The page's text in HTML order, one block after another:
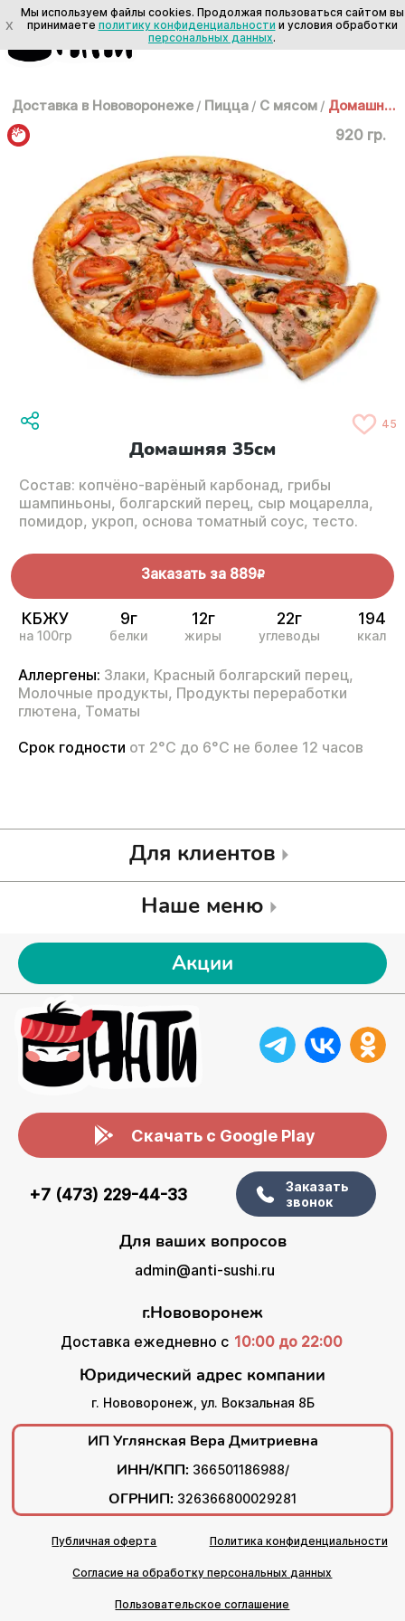
Доставка в Нововоронеже / Пицца / С мясом / Домашняя 35см
920 гр.
45
Домашняя 35см
Состав: копчёно-варёный карбонад, грибы
шампиньоны, болгарский перец, сыр моцарелла,
помидор, укроп, основа томатный соус, тесто.
Заказать за 889R
КБЖУ
на 100гр
9г
белки
12г
жиры
22г
углеводы
194
ккал
Аллергены: Злаки, Красный болгарский перец,
Молочные продукты, Продукты переработки
глютена, Томаты
Срок годности от 2°С до 6°С не более 12 часов
Для клиентов
Наше меню
Акции
Скачать с Google Play
+7 (473) 229-44-33
Заказать
звонок
Для ваших вопросов
admin@anti-sushi.ru
г.Нововоронеж
Доставка ежедневно с 10:00 до 22:00
Юридический адрес компании
г. Нововоронеж, ул. Вокзальная 8Б
ИП Углянская Вера Дмитриевна
ИНН/КПП: 366501186988/
ОГРНИП: 326366800029281
Публичная оферта Политика конфиденциальности
Согласие на обработку персональных данных
Пользовательское соглашение
X
Мы используем файлы cookies. Продолжая пользоваться сайтом вы
принимаете политику конфиденциальности и условия обработки
персональных данных.